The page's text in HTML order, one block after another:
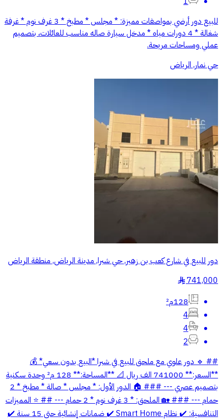
للبيع دور أرضي بمواصفات مميزة: * مجلس * مطبخ * 3 غرف نوم * غرفة
شغالة * 4 دورات مياه * مدخل سيارة صاله مناسب للعائلات، بتصميم
عملي ومساحات مريحة.
حي نمار, الرياض
دور للبيع في شارع كعب بن زهير, حي شبرا, مدينة الرياض, منطقة الرياض
741,000
§
128م²
4
4
2
## 🔹 دور علوي مع ملحق للبيع في شبرا *البيع بدون سعي* 💰
**السعر:** 741000 الف ريال 📐 **المساحة:** 128 م² وحدة سكنية
بتصميم عصري --- ### 🏠 الدور الأول: * مجلس * صالة * مطبخ * 2
حمام --- ### 🏡 الملحق: * 3 غرف نوم * 2 حمام --- ## ⭐ المميزات
التنافسية: ✔️ نظام Smart Home ✔️ ضمانات إنشائية حتى 15 سنة ✔️